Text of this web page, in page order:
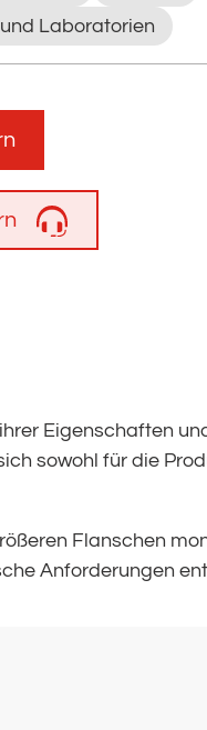
Laboratorien
Eigenschaften
sowohl für die
Flanschen
Anforderungen